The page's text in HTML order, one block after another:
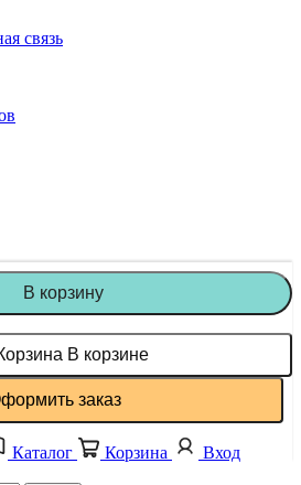
связь
В корзину
В корзине
заказ
Каталог Корзина Вход